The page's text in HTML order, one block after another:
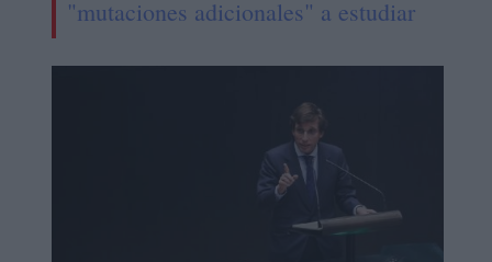
"mutaciones adicionales" a estudiar